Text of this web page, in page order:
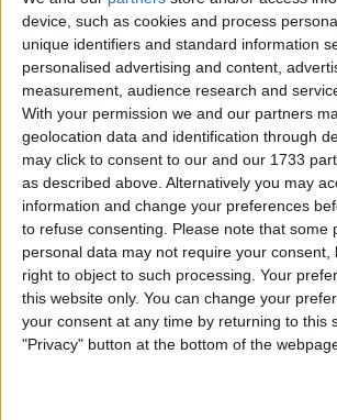
device, such as cookies and process
unique identifiers and standard information
personalised advertising and content,
measurement, audience research and
With your permission we and our partners
geolocation data and identification through
may click to consent to our and our 1733
as described above. Alternatively you may
information and change your preferences
to refuse consenting. Please note that some
personal data may not require your consent,
right to object to such processing. Your
this website only. You can change your
your consent at any time by returning to this
"Privacy" button at the bottom of the
Gee começou por contextualizar a
justificar a necessidade de
os acontecimentos: "Gostaria de
algumas especulações sobre a
na sequência das recentes
minha antiga equipa de que o meu
atualmente perante o conselho de